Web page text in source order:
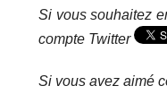
Si vous souhaitez
compte Twitter
Si vous avez aimé